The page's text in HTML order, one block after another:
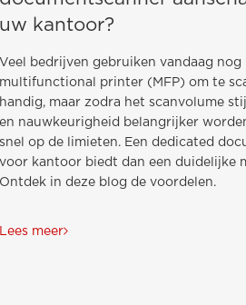
uw kantoor?
Veel bedrijven gebruiken vandaag nog
multifunctional printer (MFP) om te
handig, maar zodra het scanvolume
en nauwkeurigheid belangrijker
snel op de limieten. Een dedicated
voor kantoor biedt dan een duidelijke
Ontdek in deze blog de voordelen.
Lees meer